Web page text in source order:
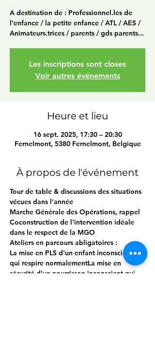
A destination de : Professionnel.les de
l'enfance / la petite enfance / ATL / AES /
Animateurs.trices / parents / gds parents...
Les inscriptions sont closes
Voir autres événements
Heure et lieu
16 sept. 2025, 17:30 – 20:30
Fernelmont, 5380 Fernelmont, Belgique
À propos de l'événement
Tour de table & discussions des situations
vécues dans l'année
Marche Générale des Opérations, rappel
Coconstruction de l'intervention idéale
dans le respect de la MGO
Ateliers en parcours abligatoires :
La mise en PLS d'un enfant inconscient
qui respire normalementLa mise en
sécurité d'un nourrisson inconscient qui